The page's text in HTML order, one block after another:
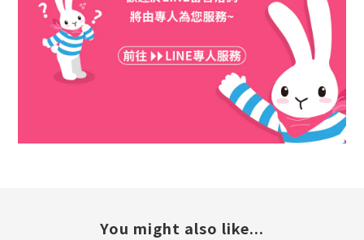
You might also like...